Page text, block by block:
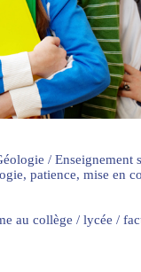
/ Enseignement
patience, mise en
au collège / lycée /